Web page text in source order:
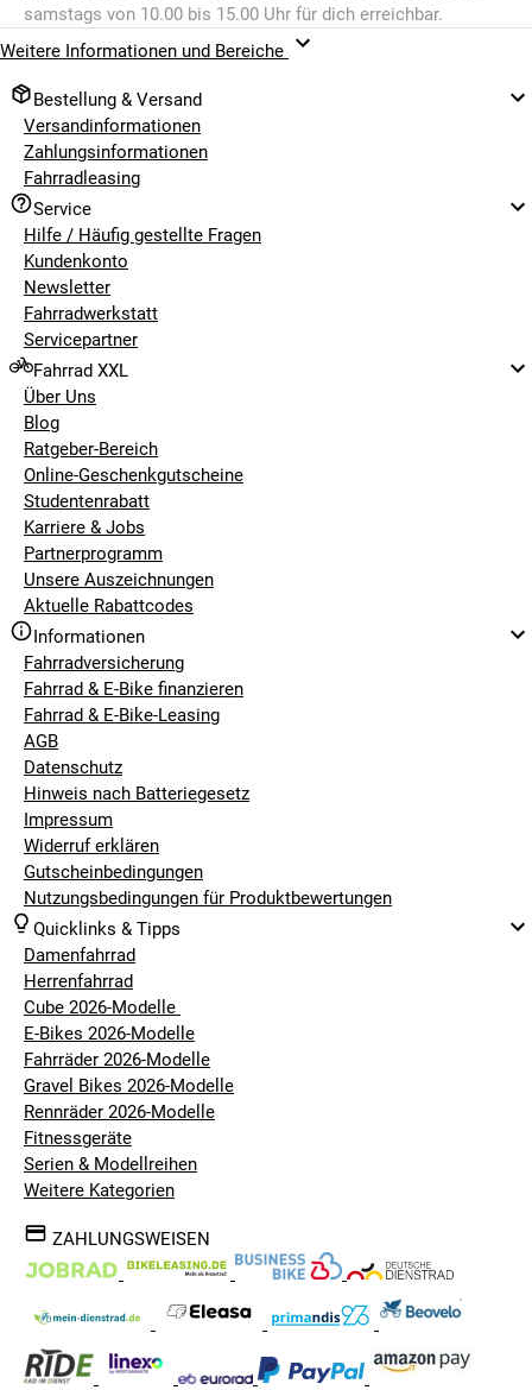
samstags von 10.00 bis 15.00 Uhr für dich erreichbar.
Weitere Informationen und Bereiche
Bestellung & Versand
Versandinformationen
Zahlungsinformationen
Fahrradleasing
Service
Hilfe / Häufig gestellte Fragen
Kundenkonto
Newsletter
Fahrradwerkstatt
Servicepartner
Fahrrad XXL
Über Uns
Blog
Ratgeber-Bereich
Online-Geschenkgutscheine
Studentenrabatt
Karriere & Jobs
Partnerprogramm
Unsere Auszeichnungen
Aktuelle Rabattcodes
Informationen
Fahrradversicherung
Fahrrad & E-Bike finanzieren
Fahrrad & E-Bike-Leasing
AGB
Datenschutz
Hinweis nach Batteriegesetz
Impressum
Widerruf erklären
Gutscheinbedingungen
Nutzungsbedingungen für Produktbewertungen
Quicklinks & Tipps
Damenfahrrad
Herrenfahrrad
Cube 2026-Modelle
E-Bikes 2026-Modelle
Fahrräder 2026-Modelle
Gravel Bikes 2026-Modelle
Rennräder 2026-Modelle
Fitnessgeräte
Serien & Modellreihen
Weitere Kategorien
ZAHLUNGSWEISEN